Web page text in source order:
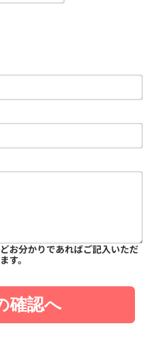
お分かりであればご記入いただ
す。
確認へ